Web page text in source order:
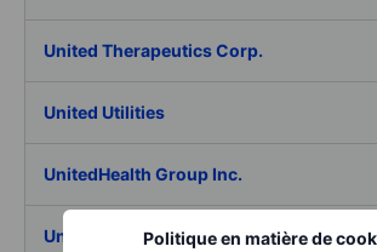
Politique en matière de
United Therapeutics Corp.
United Utilities
UnitedHealth Group Inc.
Uniti Group Inc.